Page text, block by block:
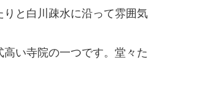
と白川疎水に沿って雰囲気
い寺院の一つです。堂々た